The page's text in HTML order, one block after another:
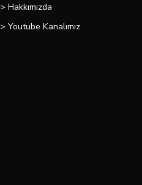
> Hakkımızda
> Youtube Kanalımız